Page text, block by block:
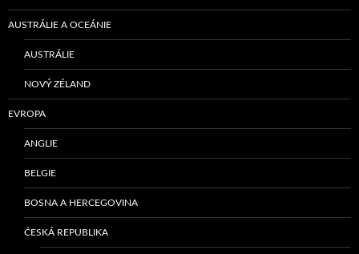
AUSTRÁLIE A OCEÁNIE
AUSTRÁLIE
NOVÝ ZÉLAND
EVROPA
ANGLIE
BELGIE
BOSNA A HERCEGOVINA
ČESKÁ REPUBLIKA